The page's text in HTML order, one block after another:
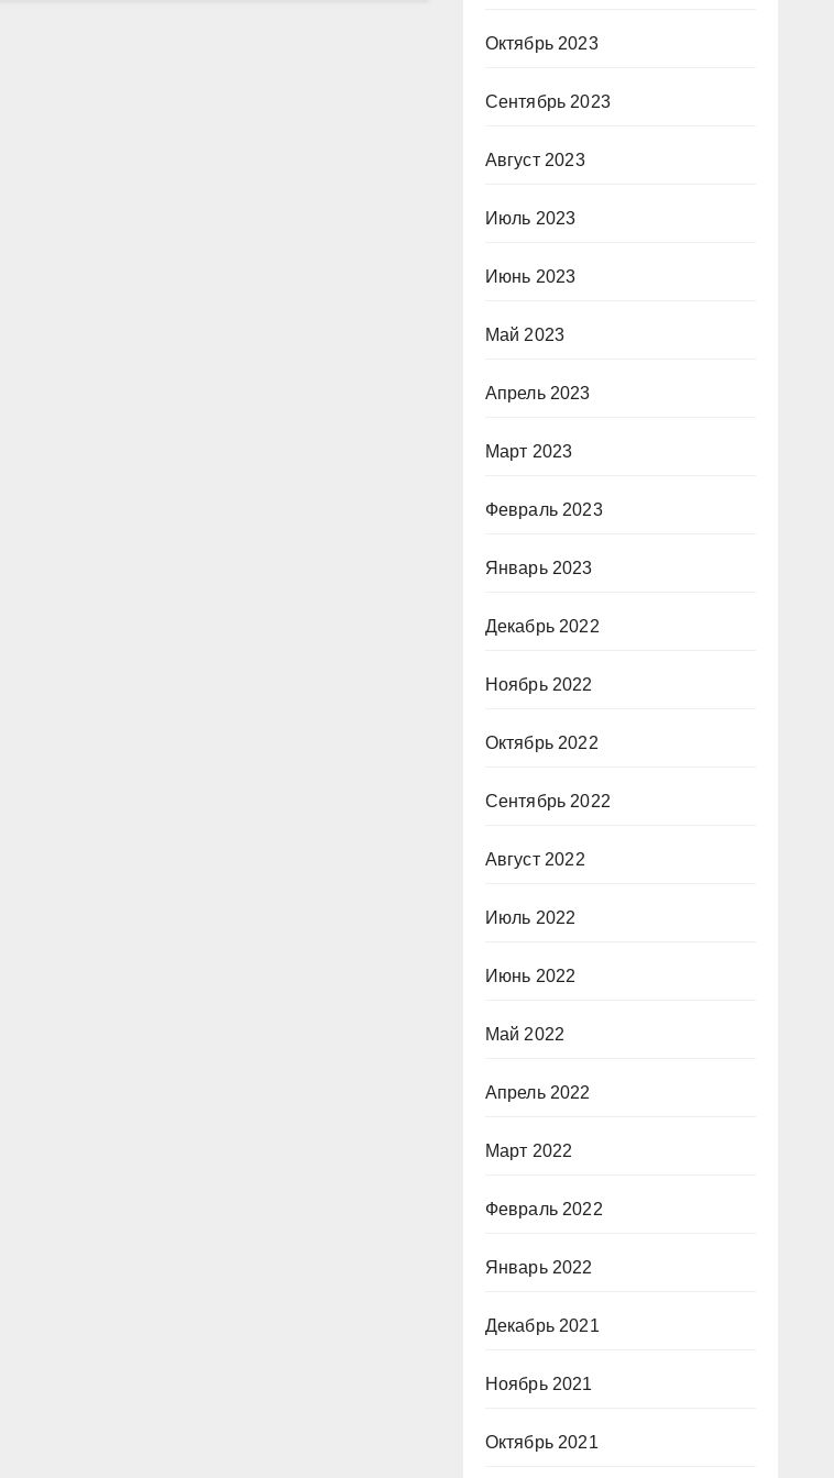
Октябрь 2023
Сентябрь 2023
Август 2023
Июль 2023
Июнь 2023
Май 2023
Апрель 2023
Март 2023
Февраль 2023
Январь 2023
Декабрь 2022
Ноябрь 2022
Октябрь 2022
Сентябрь 2022
Август 2022
Июль 2022
Июнь 2022
Май 2022
Апрель 2022
Март 2022
Февраль 2022
Январь 2022
Декабрь 2021
Ноябрь 2021
Октябрь 2021